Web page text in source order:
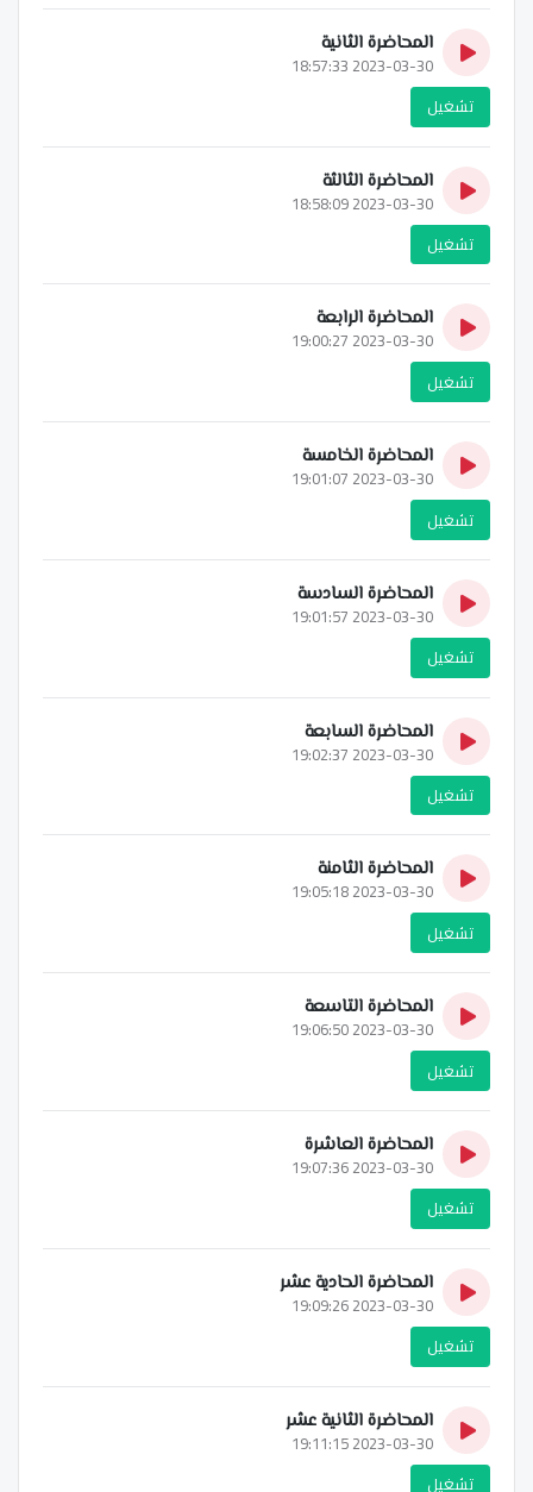
المحاضرة الثانية
2023-03-30 18:57:33
تشغيل
المحاضرة الثالثة
2023-03-30 18:58:09
تشغيل
المحاضرة الرابعة
2023-03-30 19:00:27
تشغيل
المحاضرة الخامسة
2023-03-30 19:01:07
تشغيل
المحاضرة السادسة
2023-03-30 19:01:57
تشغيل
المحاضرة السابعة
2023-03-30 19:02:37
تشغيل
المحاضرة الثامنة
2023-03-30 19:05:18
تشغيل
المحاضرة التاسعة
2023-03-30 19:06:50
تشغيل
المحاضرة العاشرة
2023-03-30 19:07:36
تشغيل
المحاضرة الحادية عشر
2023-03-30 19:09:26
تشغيل
المحاضرة الثانية عشر
2023-03-30 19:11:15
تشغيل